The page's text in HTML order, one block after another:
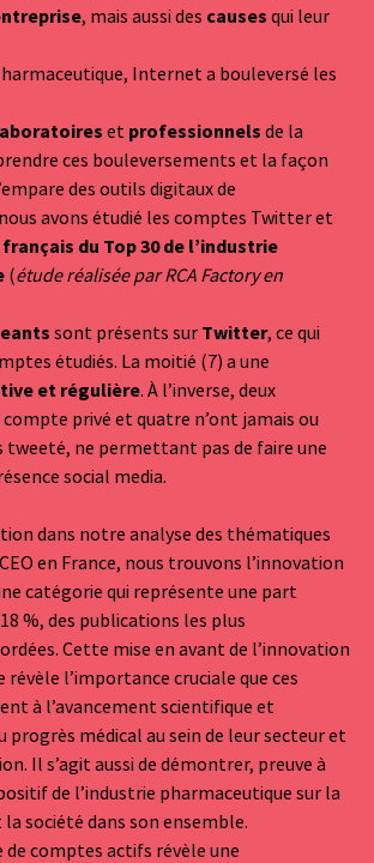
, mais aussi des causes qui leur
Internet a bouleversé les
et professionnels de la
ces bouleversements et la façon
des outils digitaux de
avons étudié les comptes Twitter et
français du Top 30 de l’industrie
(étude réalisée par RCA Factory en
sont présents sur Twitter, ce qui
étudiés. La moitié (7) a une
et régulière. À l’inverse, deux
privé et quatre n’ont jamais ou
tweeté, ne permettant pas de faire une
social media.
dans notre analyse des thématiques
en France, nous trouvons l’innovation
catégorie qui représente une part
%, des publications les plus
Cette mise en avant de l’innovation
révèle l’importance cruciale que ces
à l’avancement scientifique et
progrès médical au sein de leur secteur et
Il s’agit aussi de démontrer, preuve à
de l’industrie pharmaceutique sur la
société dans son ensemble.
de comptes actifs révèle une